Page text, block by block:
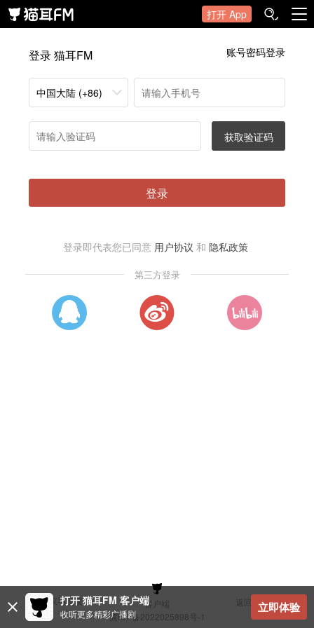
打开 App
登录 猫耳FM 账号密码登录
中国大陆 (+86)
获取验证码
登录
登录即代表您已同意 用户协议 和 隐私政策
第三方登录
建议与反馈 客户端
返回顶部
冀ICP备2022025898号-1
打开 猫耳FM 客户端
收听更多精彩广播剧 立即体验